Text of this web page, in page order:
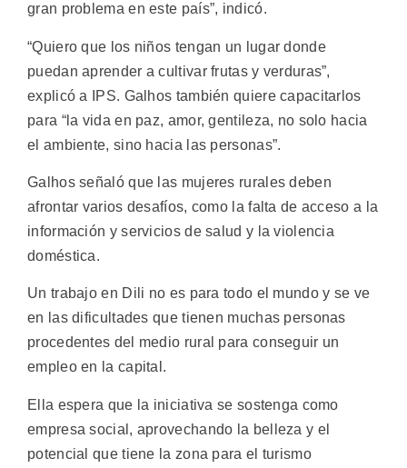
gran problema en este país”, indicó.
“Quiero que los niños tengan un lugar donde
puedan aprender a cultivar frutas y verduras”,
explicó a IPS. Galhos también quiere capacitarlos
para “la vida en paz, amor, gentileza, no solo hacia
el ambiente, sino hacia las personas”.
Galhos señaló que las mujeres rurales deben
afrontar varios desafíos, como la falta de acceso a la
información y servicios de salud y la violencia
doméstica.
Un trabajo en Dili no es para todo el mundo y se ve
en las dificultades que tienen muchas personas
procedentes del medio rural para conseguir un
empleo en la capital.
Ella espera que la iniciativa se sostenga como
empresa social, aprovechando la belleza y el
potencial que tiene la zona para el turismo